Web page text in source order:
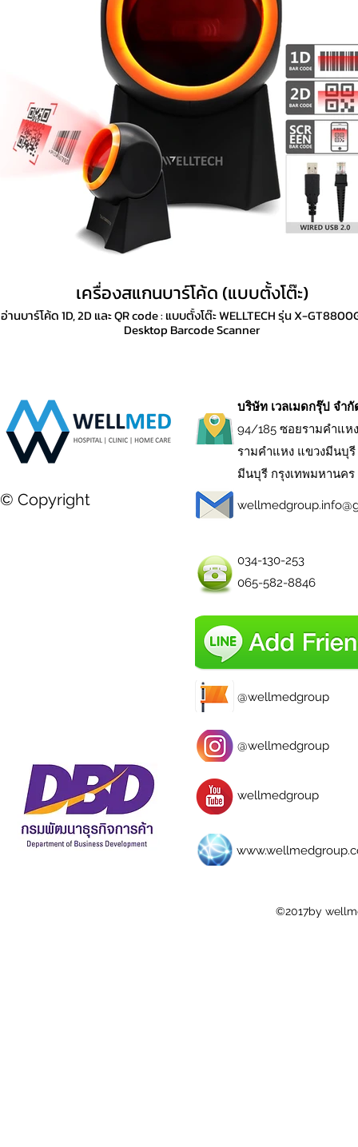
เครื่องสแกนบาร์โค้ด (แบบตั้งโต๊ะ)
อ่านบาร์โค้ด 1D, 2D และ QR code : แบบตั้งโต๊ะ WELLTECH รุ่น X-
Desktop Barcode Scanner
บริษัท เวลเมดกรุ๊ป จำ
94/185 ซอยรามคำแห
รามคำแหง แขวงมีนบุรี
มีนบุรี กรุงเทพมหานคร
© Copyright
034-130-253
065-582-8846
@wellmedgroup
@wellmedgroup
wellmedgroup
©2017by